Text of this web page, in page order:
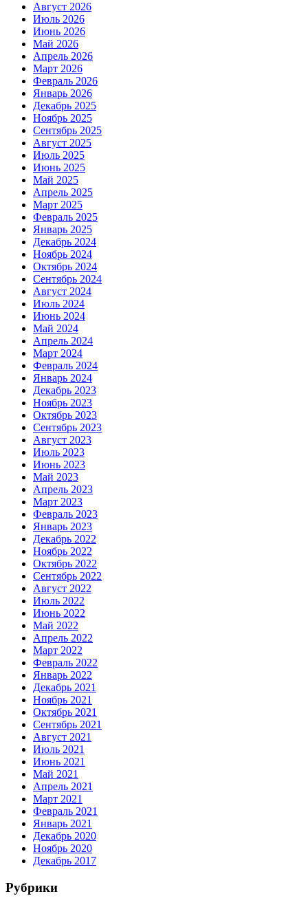
Август 2026
Июль 2026
Июнь 2026
Май 2026
Апрель 2026
Март 2026
Февраль 2026
Январь 2026
Декабрь 2025
Ноябрь 2025
Сентябрь 2025
Август 2025
Июль 2025
Июнь 2025
Май 2025
Апрель 2025
Март 2025
Февраль 2025
Январь 2025
Декабрь 2024
Ноябрь 2024
Октябрь 2024
Сентябрь 2024
Август 2024
Июль 2024
Июнь 2024
Май 2024
Апрель 2024
Март 2024
Февраль 2024
Январь 2024
Декабрь 2023
Ноябрь 2023
Октябрь 2023
Сентябрь 2023
Август 2023
Июль 2023
Июнь 2023
Май 2023
Апрель 2023
Март 2023
Февраль 2023
Январь 2023
Декабрь 2022
Ноябрь 2022
Октябрь 2022
Сентябрь 2022
Август 2022
Июль 2022
Июнь 2022
Май 2022
Апрель 2022
Март 2022
Февраль 2022
Январь 2022
Декабрь 2021
Ноябрь 2021
Октябрь 2021
Сентябрь 2021
Август 2021
Июль 2021
Июнь 2021
Май 2021
Апрель 2021
Март 2021
Февраль 2021
Январь 2021
Декабрь 2020
Ноябрь 2020
Декабрь 2017
Рубрики